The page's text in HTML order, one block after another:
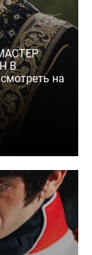
В
на